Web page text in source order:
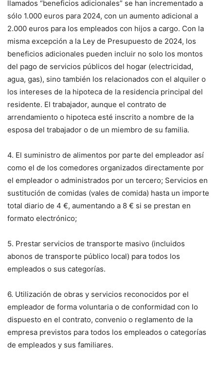
llamados “beneficios adicionales” se han incrementado a
sólo 1.000 euros para 2024, con un aumento adicional a
2.000 euros para los empleados con hijos a cargo. Con la
misma excepción a la Ley de Presupuesto de 2024, los
beneficios adicionales pueden incluir no solo los montos
del pago de servicios públicos del hogar (electricidad,
agua, gas), sino también los relacionados con el alquiler o
los intereses de la hipoteca de la residencia principal del
residente. El trabajador, aunque el contrato de
arrendamiento o hipoteca esté inscrito a nombre de la
esposa del trabajador o de un miembro de su familia.
4. El suministro de alimentos por parte del empleador así
como el de los comedores organizados directamente por
el empleador o administrados por un tercero; Servicios en
sustitución de comidas (vales de comida) hasta un importe
total diario de 4 €, aumentando a 8 € si se prestan en
formato electrónico;
5. Prestar servicios de transporte masivo (incluidos
abonos de transporte público local) para todos los
empleados o sus categorías.
6. Utilización de obras y servicios reconocidos por el
empleador de forma voluntaria o de conformidad con lo
dispuesto en el contrato, convenio o reglamento de la
empresa previstos para todos los empleados o categorías
de empleados y sus familiares.